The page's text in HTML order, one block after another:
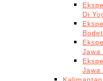
Di
Jawa
Jawa